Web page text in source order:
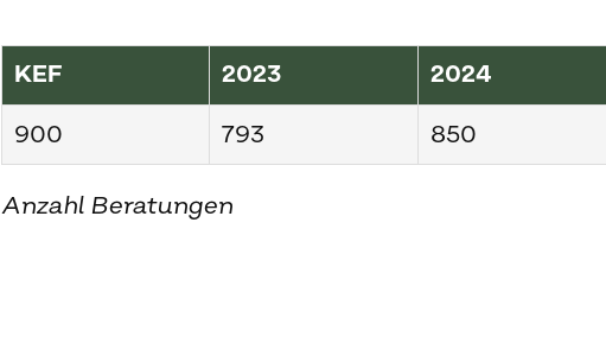
KEF 2023 2024
900 793 850
Anzahl Beratungen